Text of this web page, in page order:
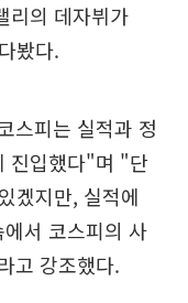
리의 데자뷔가
봤다.
스피는 실적과 정
진입했다"며 "단
겠지만, 실적에
서 코스피의 사
고 강조했다.